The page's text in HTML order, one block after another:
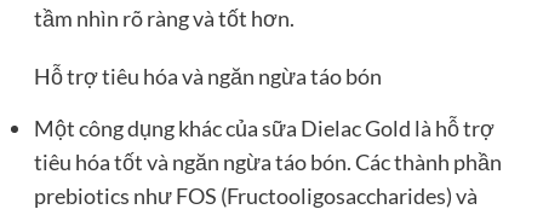
tầm nhìn rõ ràng và tốt hơn.
Hỗ trợ tiêu hóa và ngăn ngừa táo bón
Một công dụng khác của sữa Dielac Gold là hỗ trợ
tiêu hóa tốt và ngăn ngừa táo bón. Các thành phần
prebiotics như FOS (Fructooligosaccharides) và